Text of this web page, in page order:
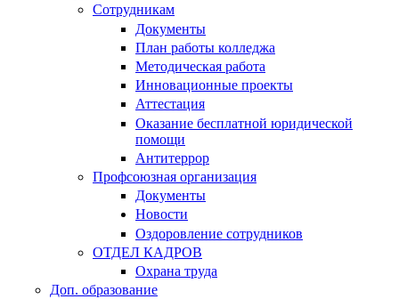
Сотрудникам
Документы
План работы колледжа
Методическая работа
Инновационные проекты
Аттестация
Оказание бесплатной юридической
помощи
Антитеррор
Профсоюзная организация
Документы
Новости
Оздоровление сотрудников
ОТДЕЛ КАДРОВ
Охрана труда
Доп. образование